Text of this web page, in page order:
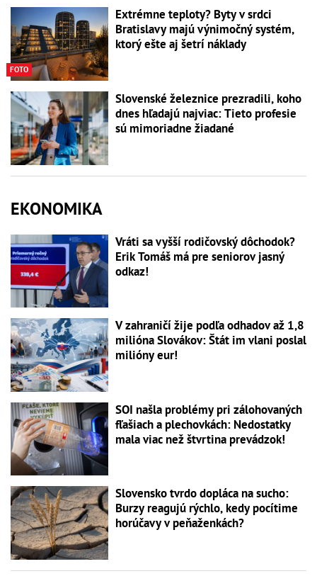
FOTO
Extrémne teploty? Byty v srdci
Bratislavy majú výnimočný systém,
ktorý ešte aj šetrí náklady
Slovenské železnice prezradili, koho
dnes hľadajú najviac: Tieto profesie
sú mimoriadne žiadané
EKONOMIKA
Vráti sa vyšší rodičovský dôchodok?
Erik Tomáš má pre seniorov jasný
odkaz!
V zahraničí žije podľa odhadov až 1,8
milióna Slovákov: Štát im vlani poslal
milióny eur!
SOI našla problémy pri zálohovaných
fľašiach a plechovkách: Nedostatky
mala viac než štvrtina prevádzok!
Slovensko tvrdo dopláca na sucho:
Burzy reagujú rýchlo, kedy pocítime
horúčavy v peňaženkách?